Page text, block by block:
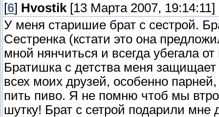
[6] Hvostik [13 Марта 2007, 19:14:11]
У меня старишие брат с сестрой.
Сестренка (кстати это она
мной нянчиться и всегда убегала
Братишка с детства меня
всех моих друзей, особенно
пить пиво. Я не помню чтоб мы
шутку! Брат с сетрой подарили